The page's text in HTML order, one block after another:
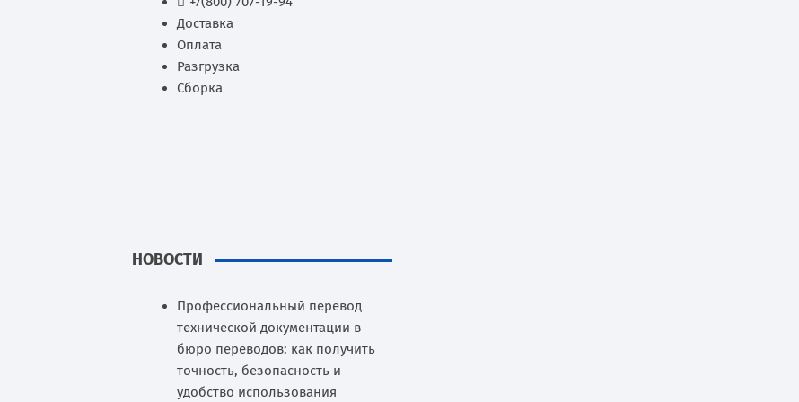
Доставка
Оплата
Разгрузка
Сборка
НОВОСТИ
Профессиональный перевод
технической документации в
бюро переводов: как получить
точность, безопасность и
удобство использования